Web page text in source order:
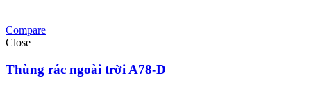
Compare
Close
Thùng rác ngoài trời A78-D